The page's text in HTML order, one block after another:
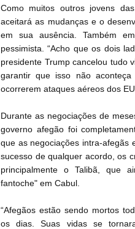
Como muitos outros jovens
aceitará as mudanças e o
em sua ausência.Também
pessimista.“Acho que os dois
presidente Trump cancelou tudo
garantir que isso não
ocorrerem ataques aéreos dos
Durante as negociações de
governo afegão foi
que as negociações intra-afegãs
sucesso de qualquer acordo, os
principalmente o Talibã, que
fantoche" em Cabul.
“Afegãos estão sendo mortos
os dias.Suas vidas se